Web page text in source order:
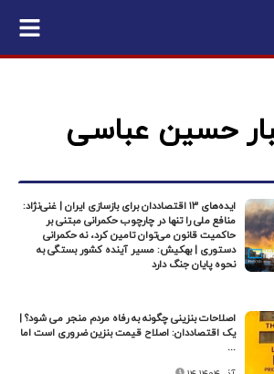
حسین عباسی
ایده‌های ۱۳ اقتصاددان برای بازسازی ایران | غنی‌نژاد:
منافع ملی را تنها در چارچوب حکمرانی مبتنی بر
حاکمیت قانون می‌توان تامین کرد، نه حکمرانی
دستوری | بهکیش: مسیر آینده کشور بستگی به
نحوه پایان جنگ دارد
اصلاحات بنزینی چگونه به رفاه مردم منجر می شود؟ |
یک اقتصاددان: اصلاح قیمت بنزین ضروری است اما
...